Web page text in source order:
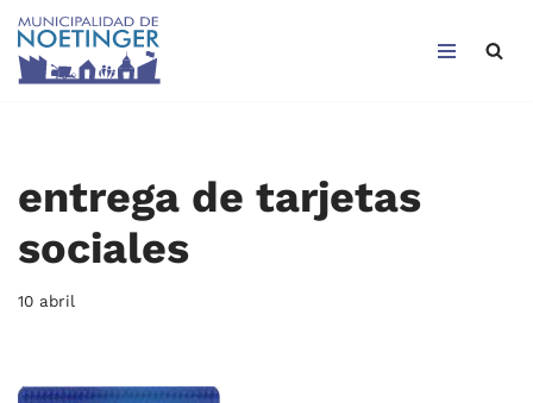
Saltar
entrega de tarjetas
sociales
10 abril